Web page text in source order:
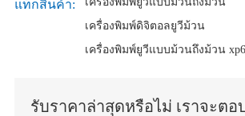
แท็กสินค้า:
เครื่องพิมพ์ดิจิตอลยูวีม้วน
เครื่องพิมพ์ยูวีแบบม้วนถึงม้วน
รับราคาล่าสุดหรือไม่ เราจะตอ